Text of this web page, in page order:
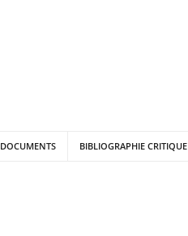
DOCUMENTS BIBLIOGRAPHIE CRITIQUE